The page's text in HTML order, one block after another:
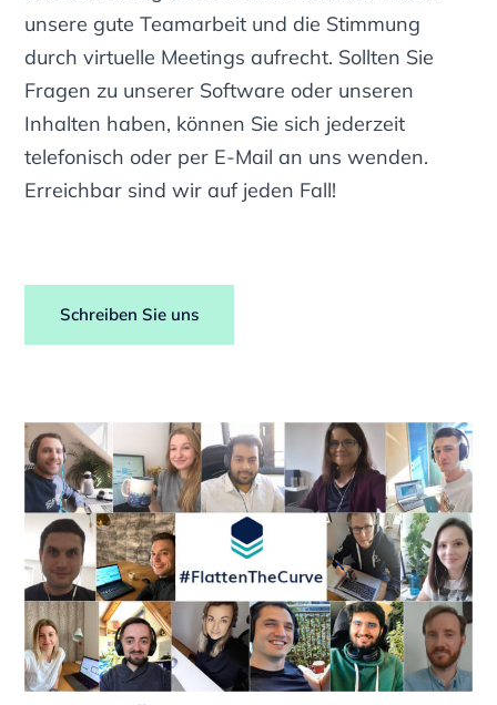
unsere gute Teamarbeit und die Stimmung
durch virtuelle Meetings aufrecht. Sollten Sie
Fragen zu unserer Software oder unseren
Inhalten haben, können Sie sich jederzeit
telefonisch oder per E-Mail an uns wenden.
Erreichbar sind wir auf jeden Fall!
Schreiben Sie uns